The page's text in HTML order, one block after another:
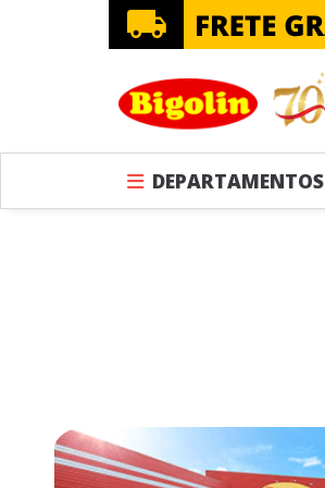
DEPARTAMENTOS